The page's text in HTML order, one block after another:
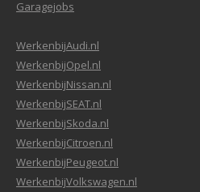
Garagejobs
WerkenbijAudi.nl
WerkenbijOpel.nl
WerkenbijNissan.nl
WerkenbijSEAT.nl
WerkenbijSkoda.nl
WerkenbijCitroen.nl
WerkenbijPeugeot.nl
WerkenbijVolkswagen.nl